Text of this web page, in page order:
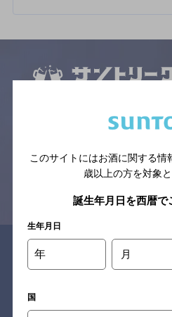
※それぞれのお店のメニューや営業時
予告なしに変更される
す。
関連リ
バー検索サイト［
このサイトにはお酒に関する情
歳以上の方を対象と
誕生年月日を西暦で
生年月日
年 月
国